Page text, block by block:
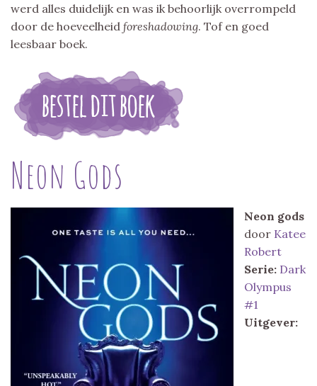
werd alles duidelijk en was ik behoorlijk overrompeld
door de hoeveelheid foreshadowing. Tof en goed
leesbaar boek.
Neon Gods
Neon gods
door Katee
Robert
Serie: Dark
Olympus
#1
Uitgever: